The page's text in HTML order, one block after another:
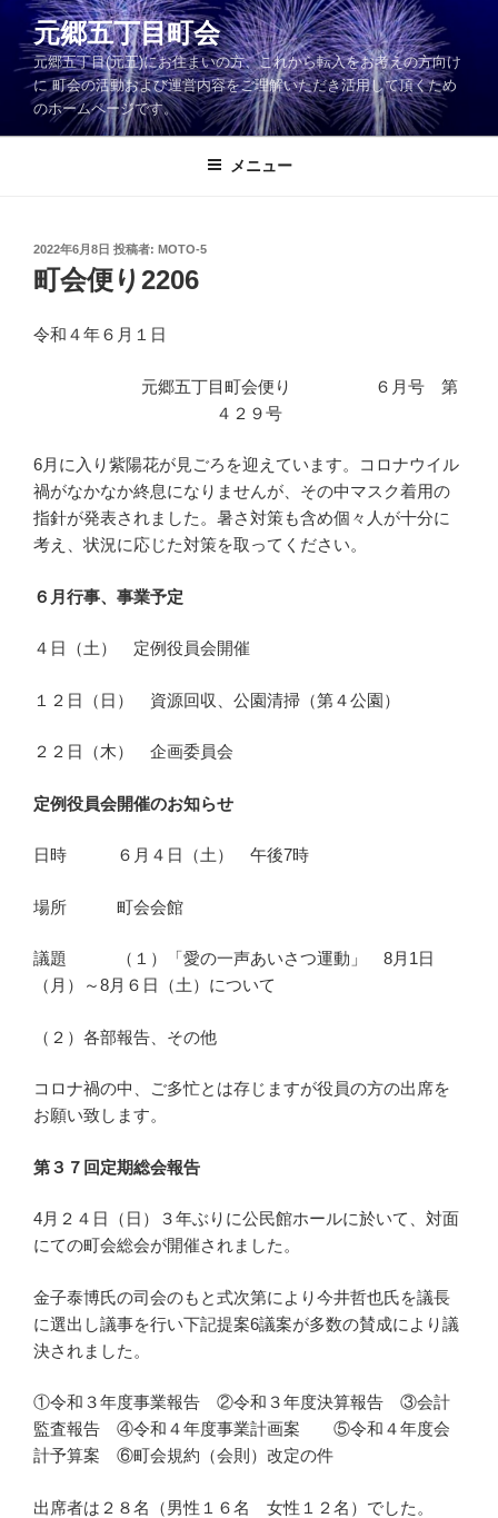
元郷五丁目町会
元郷五丁目(元五)にお住まいの方、これから転入をお考えの方向け
に 町会の活動および運営内容をご理解いただき活用して頂くため
のホームページです。
メニュー
投
稿
日:
2022年6月8日 投稿者: MOTO-5
町会便り2206
令和４年６月１日
元郷五丁目町会便り ６月号 第
４２９号
6月に入り紫陽花が見ごろを迎えています。コロナウイル
禍がなかなか終息になりませんが、その中マスク着用の
指針が発表されました。暑さ対策も含め個々人が十分に
考え、状況に応じた対策を取ってください。
６月行事、事業予定
４日（土） 定例役員会開催
１２日（日） 資源回収、公園清掃（第４公園）
２２日（木） 企画委員会
定例役員会開催のお知らせ
日時 ６月４日（土） 午後7時
場所 町会会館
議題 （１）「愛の一声あいさつ運動」 8月1日
（月）～8月６日（土）について
（２）各部報告、その他
コロナ禍の中、ご多忙とは存じますが役員の方の出席を
お願い致します。
第３７回定期総会報告
4月２４日（日）３年ぶりに公民館ホールに於いて、対面
にての町会総会が開催されました。
金子泰博氏の司会のもと式次第により今井哲也氏を議長
に選出し議事を行い下記提案6議案が多数の賛成により議
決されました。
①令和３年度事業報告 ②令和３年度決算報告 ③会計
監査報告 ④令和４年度事業計画案 ⑤令和４年度会
計予算案 ⑥町会規約（会則）改定の件
出席者は２８名（男性１６名 女性１２名）でした。